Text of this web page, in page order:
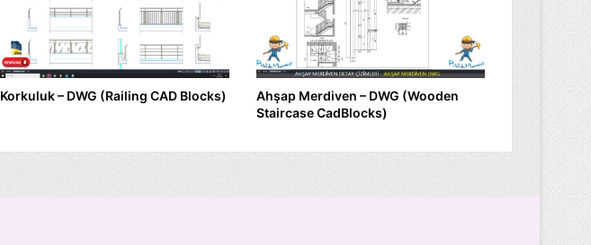
Korkuluk – DWG (Railing CAD Blocks)
Ahşap Merdiven – DWG (Wooden
Staircase CadBlocks)